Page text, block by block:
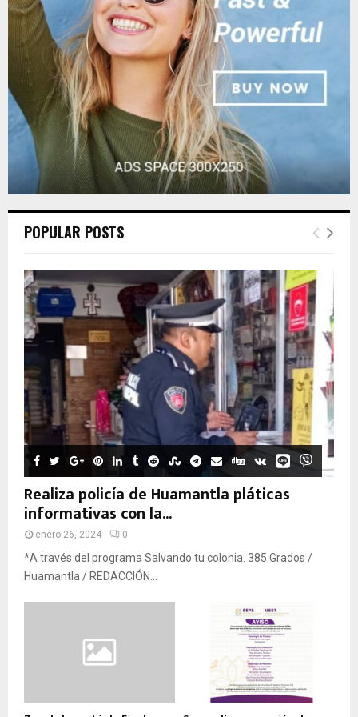
:
C
POPULAR POSTS
Realiza policía de Huamantla pláticas
informativas con la...
enero 26, 2024 0
*A través del programa Salvando tu colonia. 385 Grados /
Huamantla / REDACCIÓN...